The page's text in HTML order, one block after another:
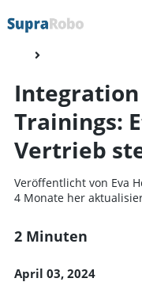
2 Minuten
April 03, 2024
Integration
Trainings:
Vertrieb
Veröffentlicht von Eva
4 Monate her